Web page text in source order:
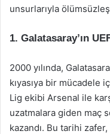
unsurlarıyla
1. Galatasaray’ın
2000 yılında,
kıyasıya bir mücadele
Lig ekibi Arsenal ile
uzatmalara giden maç
kazandı. Bu tarihi